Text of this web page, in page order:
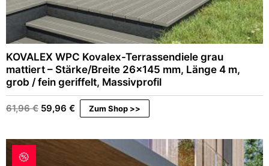
KOVALEX WPC Kovalex-Terrassendiele grau
mattiert – Stärke/Breite 26×145 mm, Länge 4 m,
grob / fein geriffelt, Massivprofil
61,96€ Ursprünglicher
61,96 €
59,96 €Aktueller
Preis
59,96 €.
Zum Shop >>